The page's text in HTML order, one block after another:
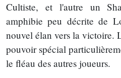
Cultiste, et l'autre un
amphibie peu décrite de
nouvel élan vers la victoire.
pouvoir spécial
le fléau des autres joueurs.